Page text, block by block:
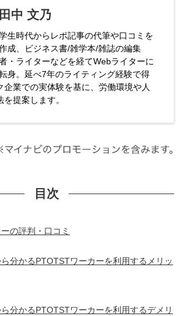
田中 文乃
生時代からレポ記事の代筆や口コミを
成、ビジネス書/雑学本/雑誌の編集
・ライターなどを経てWebライターに
身。延べ7年のライティング経験で得
企業での実体験を基に、労働環境や人
提案します。
目次
の評判・口コミ
分かるPTOTSTワーカーを利用するメリッ
分かるPTOTSTワーカーを利用するデメリ